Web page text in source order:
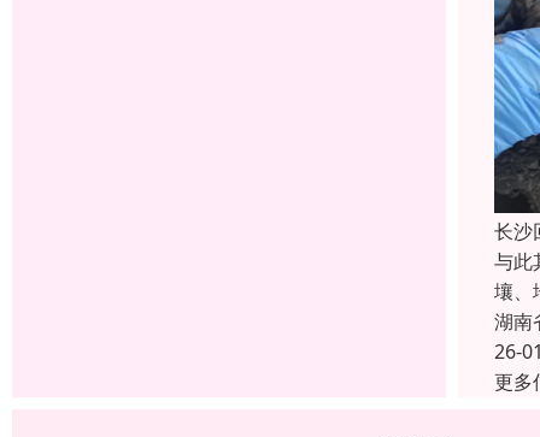
长沙
与此
壤、
湖南
26-
更多